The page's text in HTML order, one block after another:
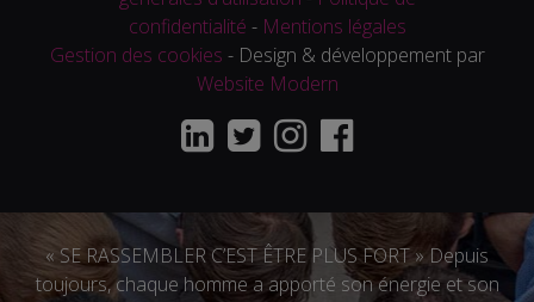
confidentialité - Mentions légales
Gestion des cookies - Design & développement par
Website Modern
« SE RASSEMBLER C’EST ÊTRE PLUS FORT » Depuis
toujours, chaque homme a apporté son énergie et son